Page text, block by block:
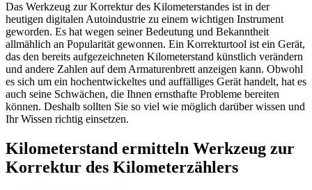
Das Werkzeug zur Korrektur des Kilometerstandes ist in der
heutigen digitalen Autoindustrie zu einem wichtigen Instrument
geworden. Es hat wegen seiner Bedeutung und Bekanntheit
allmählich an Popularität gewonnen. Ein Korrekturtool ist ein Gerät,
das den bereits aufgezeichneten Kilometerstand künstlich verändern
und andere Zahlen auf dem Armaturenbrett anzeigen kann. Obwohl
es sich um ein hochentwickeltes und auffälliges Gerät handelt, hat es
auch seine Schwächen, die Ihnen ernsthafte Probleme bereiten
können. Deshalb sollten Sie so viel wie möglich darüber wissen und
Ihr Wissen richtig einsetzen.
Kilometerstand ermitteln Werkzeug zur
Korrektur des Kilometerzählers